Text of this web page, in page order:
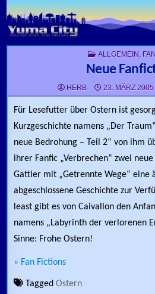
Skip to content
POSTED IN
ALLGEMEIN ,
Neue
HERB 23. MÄRZ 2005
Für Lesefutter über Ostern ist
Kurzgeschichte namens „Der
neue Bedrohung – Teil 2“ von ihm
ihrer Fanfic „Verbrechen“ zwei
Gattler mit „Getrennte Wege“ eine
abgeschlossene Geschichte zur
least gibt es von Caivallon den
namens „Labyrinth der verlorenen
Sinne: Frohe Ostern!
» Fan Fictions
TaggedOstern